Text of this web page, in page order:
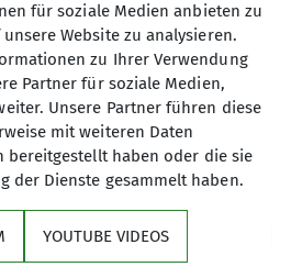
bunt
Gruppe von
Bei uns ist jeder
für soziale Medien anbieten zu
Website zu analysieren.
zu Ihrer Verwendung
Partner für soziale Medien,
Unsere Partner führen diese
mit weiteren Daten
bereitgestellt haben oder die sie
der Dienste gesammelt haben.
YOUTUBE VIDEOS